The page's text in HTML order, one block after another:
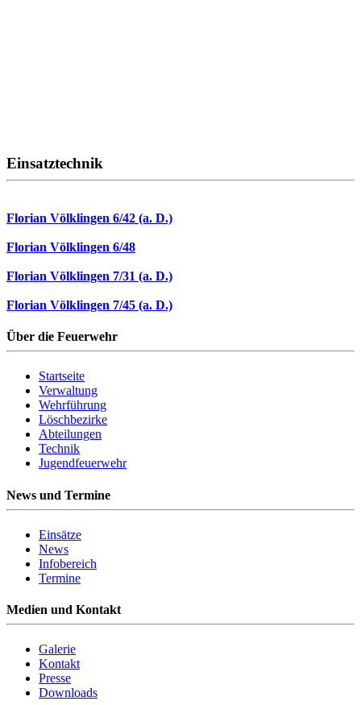
Einsatztechnik
Florian Völklingen 6/42 (a. D.)
Florian Völklingen 6/48
Florian Völklingen 7/31 (a. D.)
Florian Völklingen 7/45 (a. D.)
Über die Feuerwehr
Startseite
Verwaltung
Wehrführung
Löschbezirke
Abteilungen
Technik
Jugendfeuerwehr
News und Termine
Einsätze
News
Infobereich
Termine
Medien und Kontakt
Galerie
Kontakt
Presse
Downloads